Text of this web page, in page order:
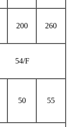
200 260
54/F
50 55